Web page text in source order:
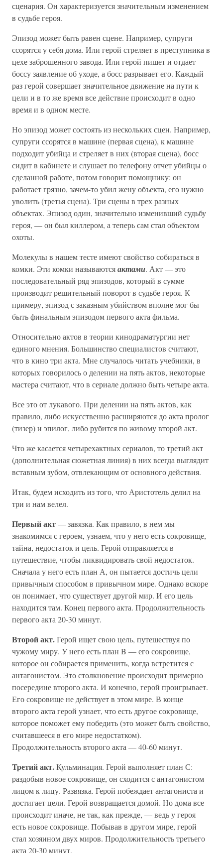
сценария. Он характеризуется значительным изменением
в судьбе героя.
Эпизод может быть равен сцене. Например, супруги
ссорятся у себя дома. Или герой стреляет в преступника в
цехе заброшенного завода. Или герой пишет и отдает
боссу заявление об уходе, а босс разрывает его. Каждый
раз герой совершает значительное движение на пути к
цели и в то же время все действие происходит в одно
время и в одном месте.
Но эпизод может состоять из нескольких сцен. Например,
супруги ссорятся в машине (первая сцена), к машине
подходит убийца и стреляет в них (вторая сцена), босс
сидит в кабинете и слушает по телефону отчет убийцы о
сделанной работе, потом говорит помощнику: он
работает грязно, зачем-то убил жену объекта, его нужно
уволить (третья сцена). Три сцены в трех разных
объектах. Эпизод один, значительно изменивший судьбу
героя, — он был киллером, а теперь сам стал объектом
охоты.
Молекулы в нашем тесте имеют свойство собираться в
комки. Эти комки называютсяактами. Акт — это
последовательный ряд эпизодов, который в сумме
производит решительный поворот в судьбе героя. К
примеру, эпизод с заказным убийством вполне мог бы
быть финальным эпизодом первого акта фильма.
Относительно актов в теории кинодраматургии нет
единого мнения. Большинство специалистов считают,
что в кино три акта. Мне случалось читать учебники, в
которых говорилось о делении на пять актов, некоторые
мастера считают, что в сериале должно быть четыре акта.
Все это от лукавого. При делении на пять актов, как
правило, либо искусственно расширяются до акта пролог
(тизер) и эпилог, либо рубится по живому второй акт.
Что же касается четырехактных сериалов, то третий акт
(дополнительная сюжетная линия) в них всегда выглядит
вставным зубом, отвлекающим от основного действия.
Итак, будем исходить из того, что Аристотель делил на
три и нам велел.
Первый акт— завязка. Как правило, в нем мы
знакомимся с героем, узнаем, что у него есть сокровище,
тайна, недостаток и цель. Герой отправляется в
путешествие, чтобы ликвидировать свой недостаток.
Сначала у него есть план А, он пытается достичь цели
привычным способом в привычном мире. Однако вскоре
он понимает, что существует другой мир. И его цель
находится там. Конец первого акта. Продолжительность
первого акта 20-30 минут.
Второй акт.Герой ищет свою цель, путешествуя по
чужому миру. У него есть план B — его сокровище,
которое он собирается применить, когда встретится с
антагонистом. Это столкновение происходит примерно
посередине второго акта. И конечно, герой проигрывает.
Его сокровище не действует в этом мире. В конце
второго акта герой узнает, что есть другое сокровище,
которое поможет ему победить (это может быть свойство,
считавшееся в его мире недостатком).
Продолжительность второго акта — 40-60 минут.
Третий акт.Кульминация. Герой выполняет план С:
раздобыв новое сокровище, он сходится с антагонистом
лицом к лицу. Развязка. Герой побеждает антагониста и
достигает цели. Герой возвращается домой. Но дома все
происходит иначе, не так, как прежде, — ведь у героя
есть новое сокровище. Побывав в другом мире, герой
стал хозяином двух миров. Продолжительность третьего
акта 20-30 минут.